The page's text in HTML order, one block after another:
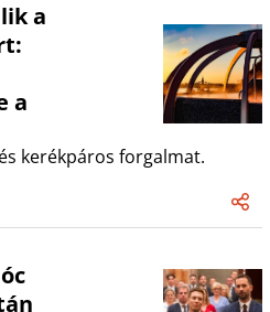
a
a
kerékpáros forgalmat.